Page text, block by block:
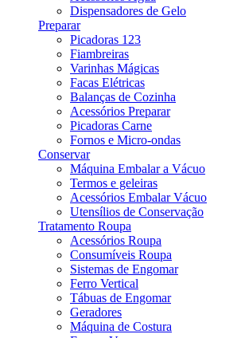
Dispensadores de Gelo
Preparar
Picadoras 123
Fiambreiras
Varinhas Mágicas
Facas Elétricas
Balanças de Cozinha
Acessórios Preparar
Picadoras Carne
Fornos e Micro-ondas
Conservar
Máquina Embalar a Vácuo
Termos e geleiras
Acessórios Embalar Vácuo
Utensílios de Conservação
Tratamento Roupa
Acessórios Roupa
Consumíveis Roupa
Sistemas de Engomar
Ferro Vertical
Tábuas de Engomar
Geradores
Máquina de Costura